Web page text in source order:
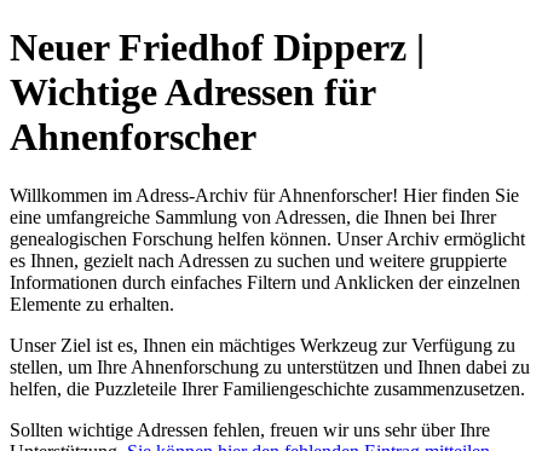
Neuer Friedhof Dipperz |
Wichtige Adressen für
Ahnenforscher
Willkommen im Adress-Archiv für Ahnenforscher! Hier finden Sie
eine umfangreiche Sammlung von Adressen, die Ihnen bei Ihrer
genealogischen Forschung helfen können. Unser Archiv ermöglicht
es Ihnen, gezielt nach Adressen zu suchen und weitere gruppierte
Informationen durch einfaches Filtern und Anklicken der einzelnen
Elemente zu erhalten.
Unser Ziel ist es, Ihnen ein mächtiges Werkzeug zur Verfügung zu
stellen, um Ihre Ahnenforschung zu unterstützen und Ihnen dabei zu
helfen, die Puzzleteile Ihrer Familiengeschichte zusammenzusetzen.
Sollten wichtige Adressen fehlen, freuen wir uns sehr über Ihre